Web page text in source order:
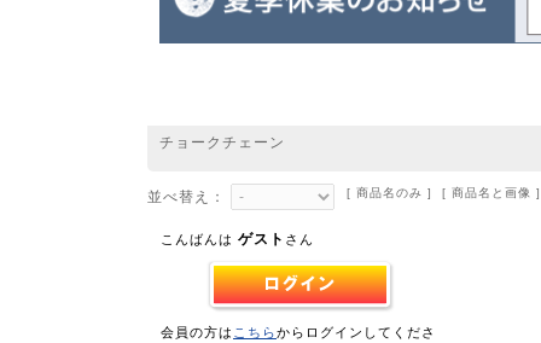
チョークチェーン
並べ替え： [ 商品名のみ ] [ 商品名と画像
こんばんは ゲスト さん
会員の方は こちらからログインしてくださ